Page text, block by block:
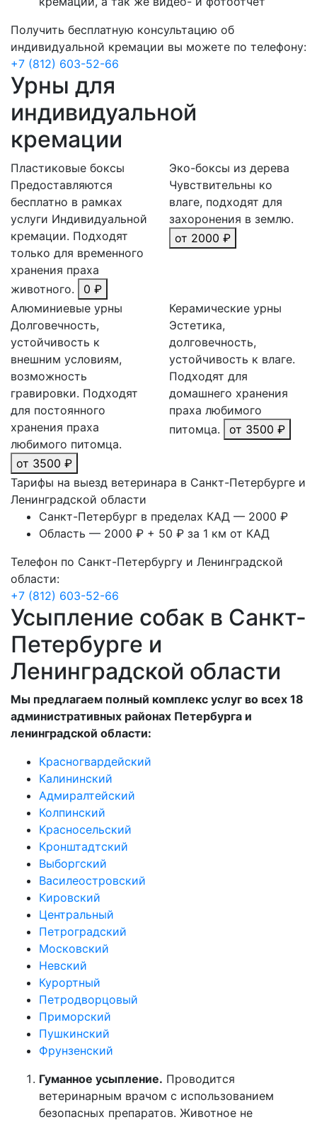
Получить бесплатную консультацию об
индивидуальной кремации вы можете по телефону:
+7 (812) 603-52-66
Урны для
индивидуальной
кремации
Пластиковые боксы
Предоставляются
бесплатно в рамках
услуги Индивидуальной
кремации. Подходят
только для временного
хранения праха
животного.
0 ₽
Эко-боксы из дерева
Чувствительны ко
влаге, подходят для
захоронения в землю.
от 2000 ₽
Алюминиевые урны
Долговечность,
устойчивость к
внешним условиям,
возможность
гравировки. Подходят
для постоянного
хранения праха
любимого питомца.
от 3500 ₽
Керамические урны
Эстетика,
долговечность,
устойчивость к влаге.
Подходят для
домашнего хранения
праха любимого
питомца.
от 3500 ₽
Тарифы на выезд ветеринара в Санкт-Петербурге и
Ленинградской области
Санкт-Петербург в пределах КАД — 2000 ₽
Область — 2000 ₽ + 50 ₽ за 1 км от КАД
Телефон по Санкт-Петербургу и Ленинградской
области:
+7 (812) 603-52-66
Усыпление собак в Санкт-
Петербурге и
Ленинградской области
Мы предлагаем полный комплекс услуг во всех 18
административных районах Петербурга и
ленинградской области:
Красногвардейский
Калининский
Адмиралтейский
Колпинский
Красносельский
Кронштадтский
Выборгский
Василеостровский
Кировский
Центральный
Петроградский
Московский
Невский
Курортный
Петродворцовый
Приморский
Пушкинский
Фрунзенский
Гуманное усыпление. Проводится
ветеринарным врачом с использованием
безопасных препаратов. Животное не